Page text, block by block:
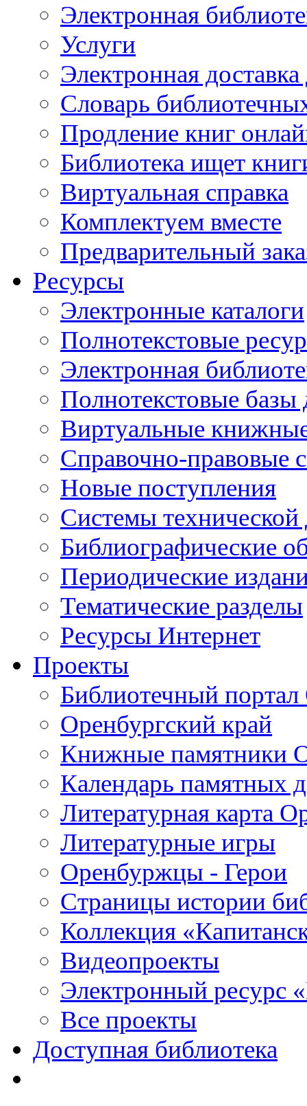
Электронная
Услуги
Электронная
Словарь
Продление книг
Библиотека ищет
Виртуальная справка
Комплектуем вместе
Предварительный
Ресурсы
Электронные каталоги
Полнотекстовые
Электронная
Полнотекстовые
Виртуальные
Справочно-правовые
Новые поступления
Cистемы
Библиографические
Периодические
Тематические разделы
Ресурсы Интернет
Проекты
Библиотечный портал
Оренбургский край
Книжные памятники
Календарь памятных
Литературная карта
Литературные игры
Оренбуржцы - Герои
Страницы истории
Коллекция
Видеопроекты
Электронный ресурс
Все проекты
Доступная библиотека